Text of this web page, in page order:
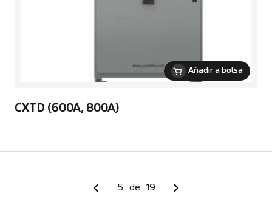
Añadir a bolsa
CXTD (600A, 800A)
5 de 19